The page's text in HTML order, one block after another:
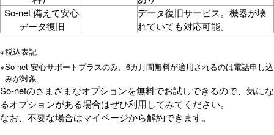
So-net 備えて安心
データ復旧
データ復旧サービス。機器が壊
れていても対応可能。
※税込表記
※So-net 安心サポートプラスのみ、6カ月間無料が適用されるのは電話申し込
みが対象
So-netのさまざまなオプションを無料でお試しできるので、気にな
るオプションがある場合はぜひ利用してみてください。
なお、不要な場合はマイページから解約できます。